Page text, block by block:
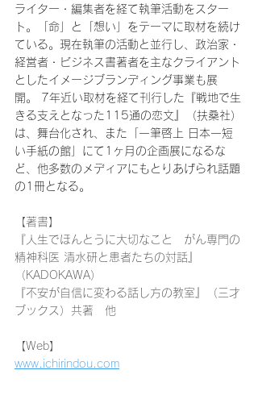
ライター・編集者を経て執筆活動をスター
ト。「命」と「想い」をテーマに取材を続け
ている。現在執筆の活動と並行し、政治家・
経営者・ビジネス書著者を主なクライアント
としたイメージブランディング事業も展
開。 7年近い取材を経て刊行した『戦地で生
きる支えとなった115通の恋文』（扶桑社）
は、舞台化され、また「一筆啓上 日本一短
い手紙の館」にて1ヶ月の企画展になるな
ど、他多数のメディアにもとりあげられ話題
の1冊となる。
【著書】
『人生でほんとうに大切なこと　がん専門の
精神科医 清水研と患者たちの対話』
（KADOKAWA）
『不安が自信に変わる話し方の教室』（三才
ブックス）共著　他
【Web】
www.ichirindou.com